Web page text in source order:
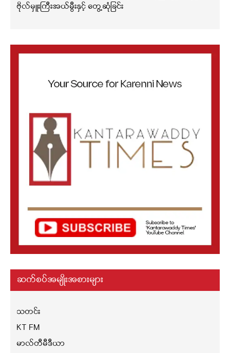
ဗိုလ်မှူးကြီးအယ်မွီးနှင့် တွေ့ဆုံခြင်း
ဆက်စပ်အမျိုးအစားများ
သတင်း
KT FM
မာလ်တီမီဒီယာ